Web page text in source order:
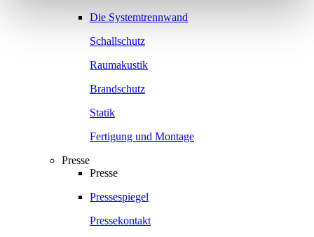
Die Systemtrennwand
Schallschutz
Raumakustik
Brandschutz
Statik
Fertigung und Montage
Presse
Presse
Pressespiegel
Pressekontakt